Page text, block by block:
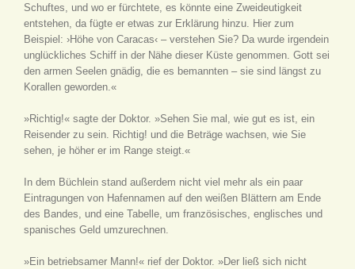
Schuftes, und wo er fürchtete, es könnte eine Zweideutigkeit
entstehen, da fügte er etwas zur Erklärung hinzu. Hier zum
Beispiel: ›Höhe von Caracas‹ – verstehen Sie? Da wurde irgendein
unglückliches Schiff in der Nähe dieser Küste genommen. Gott sei
den armen Seelen gnädig, die es bemannten – sie sind längst zu
Korallen geworden.«
»Richtig!« sagte der Doktor. »Sehen Sie mal, wie gut es ist, ein
Reisender zu sein. Richtig! und die Beträge wachsen, wie Sie
sehen, je höher er im Range steigt.«
In dem Büchlein stand außerdem nicht viel mehr als ein paar
Eintragungen von Hafennamen auf den weißen Blättern am Ende
des Bandes, und eine Tabelle, um französisches, englisches und
spanisches Geld umzurechnen.
»Ein betriebsamer Mann!« rief der Doktor. »Der ließ sich nicht